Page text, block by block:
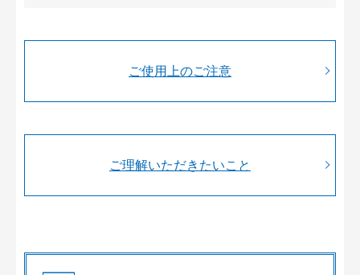
ご使用上のご注意
ご理解いただきたいこと